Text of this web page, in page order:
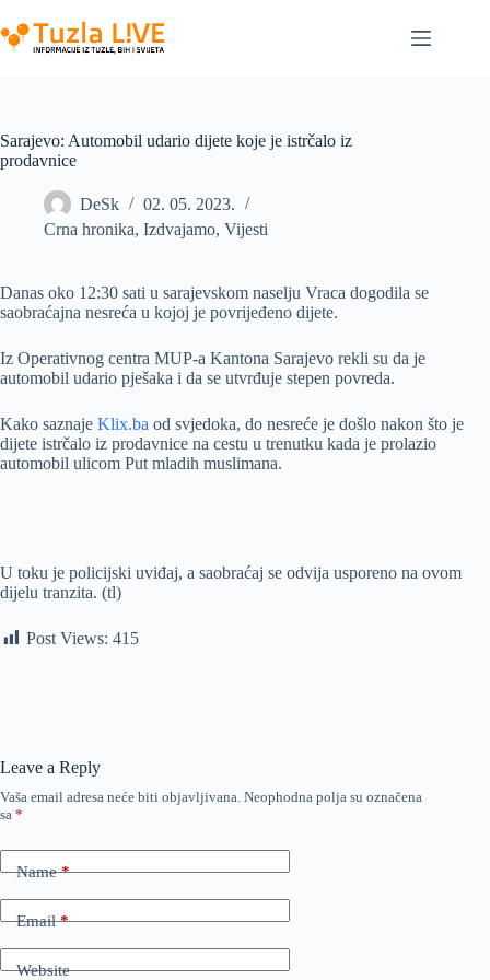
to
content
Sarajevo: Automobil udario dijete koje je istrčalo iz
prodavnice
DeSk
02. 05. 2023.
Crna hronika, Izdvajamo, Vijesti
Danas oko 12:30 sati u sarajevskom naselju Vraca dogodila se
saobraćajna nesreća u kojoj je povrijeđeno dijete.
Iz Operativnog centra MUP-a Kantona Sarajevo rekli su da je
automobil udario pješaka i da se utvrđuje stepen povreda.
Kako saznaje Klix.ba od svjedoka, do nesreće je došlo nakon što je
dijete istrčalo iz prodavnice na cestu u trenutku kada je prolazio
automobil ulicom Put mladih muslimana.
U toku je policijski uviđaj, a saobraćaj se odvija usporeno na ovom
dijelu tranzita. (tl)
Post Views: 415
Leave a Reply
Vaša email adresa neće biti objavljivana. Neophodna polja su označena
sa *
Name*
Email*
Website